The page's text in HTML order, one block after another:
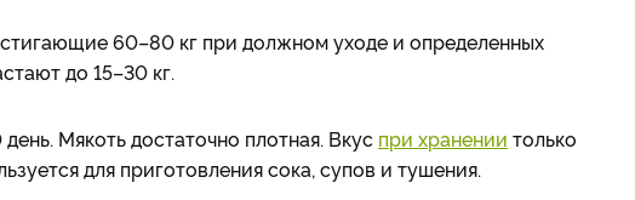
60–80 кг при должном уходе и определенных
до 15–30 кг.
Мякоть достаточно плотная. Вкус при хранении только
для приготовления сока, супов и тушения.